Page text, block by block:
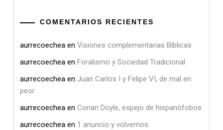
COMENTARIOS RECIENTES
aurrecoechea en Visiones complementarias Bíblicas
aurrecoechea en Foralismo y Sociedad Tradicional
aurrecoechea en Juan Carlos I y Felipe VI, de mal en
peor
aurrecoechea en Conan Doyle, espejo de hispanófobos
aurrecoechea en 1 anuncio y volvemos.